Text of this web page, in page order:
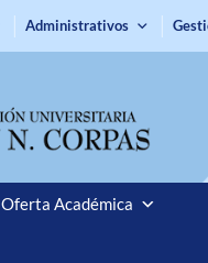
Administrativos
Oferta Académica